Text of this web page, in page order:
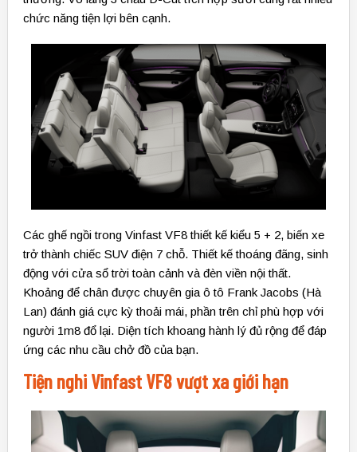
chức năng tiện lợi bên cạnh.
Các ghế ngồi trong Vinfast VF8 thiết kế kiểu 5 + 2, biến xe
trở thành chiếc SUV điện 7 chỗ. Thiết kế thoáng đãng, sinh
động với cửa sổ trời toàn cảnh và đèn viền nội thất.
Khoảng để chân được chuyên gia ô tô Frank Jacobs (Hà
Lan) đánh giá cực kỳ thoải mái, phần trên chỉ phù hợp với
người 1m8 đổ lại. Diện tích khoang hành lý đủ rộng để đáp
ứng các nhu cầu chở đồ của bạn.
Tiện nghi Vinfast VF8 vượt xa giới hạn